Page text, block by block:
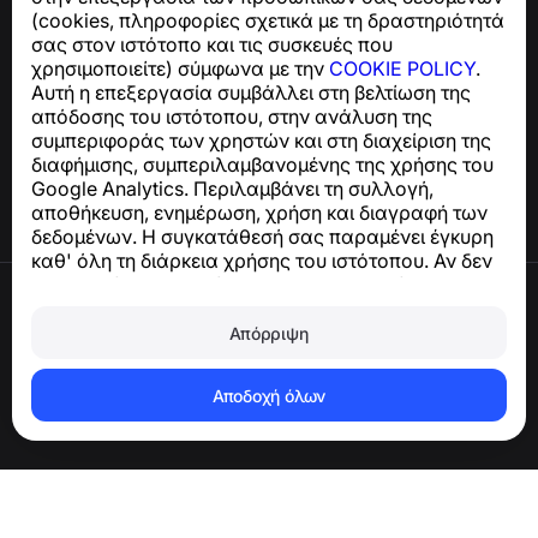
(cookies, πληροφορίες σχετικά με τη δραστηριότητά
σας στον ιστότοπο και τις συσκευές που
χρησιμοποιείτε) σύμφωνα με την COOKIE POLICY.
Αυτή η επεξεργασία συμβάλλει στη βελτίωση της
απόδοσης του ιστότοπου, στην ανάλυση της
συμπεριφοράς των χρηστών και στη διαχείριση της
διαφήμισης, συμπεριλαμβανομένης της χρήσης του
Google Analytics. Περιλαμβάνει τη συλλογή,
αποθήκευση, ενημέρωση, χρήση και διαγραφή των
δεδομένων. Η συγκατάθεσή σας παραμένει έγκυρη
καθ' όλη τη διάρκεια χρήσης του ιστότοπου. Αν δεν
συμφωνείτε, σταματήστε να χρησιμοποιείτε τον
ρυθμίσεις του προγράμματος περιήγησής σας.
Απόρριψη
Αποδοχή όλων
Κέντρο βοήθειας
Ειδήσεις και Άρθρα
Σχετικά με το έργο
Επαφές
Διαγραφή λογαριασμού και δεδομένων